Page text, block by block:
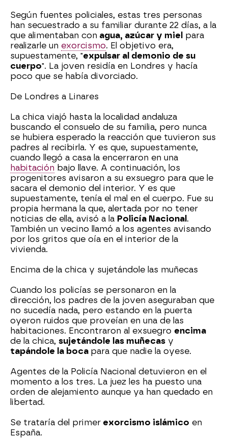
Según fuentes policiales, estas tres personas
han secuestrado a su familiar durante 22 días, a la
que alimentaban con agua, azúcar y miel para
realizarle un exorcismo. El objetivo era,
supuestamente, "expulsar al demonio de su
cuerpo". La joven residía en Londres y hacía
poco que se había divorciado.
De Londres a Linares
La chica viajó hasta la localidad andaluza
buscando el consuelo de su familia, pero nunca
se hubiera esperado la reacción que tuvieron sus
padres al recibirla. Y es que, supuestamente,
cuando llegó a casa la encerraron en una
habitación bajo llave. A continuación, los
progenitores avisaron a su exsuegro para que le
sacara el demonio del interior. Y es que
supuestamente, tenía el mal en el cuerpo. Fue su
propia hermana la que, alertada por no tener
noticias de ella, avisó a la Policía Nacional .
También un vecino llamó a los agentes avisando
por los gritos que oía en el interior de la
vivienda.
Encima de la chica y sujetándole las muñecas
Cuando los policías se personaron en la
dirección, los padres de la joven aseguraban que
no sucedía nada, pero estando en la puerta
oyeron ruidos que proveían en una de las
habitaciones. Encontraron al exsuegro encima
de la chica, sujetándole las muñecas y
tapándole la boca para que nadie la oyese.
Agentes de la Policía Nacional detuvieron en el
momento a los tres. La juez les ha puesto una
orden de alejamiento aunque ya han quedado en
libertad.
Se trataría del primer exorcismo islámico en
España.